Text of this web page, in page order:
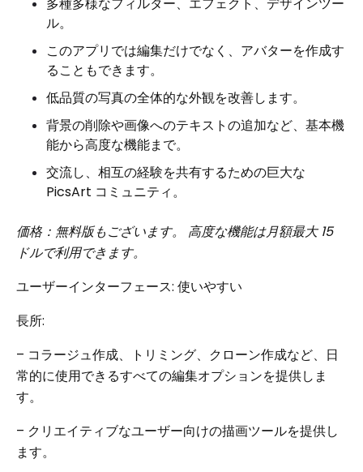
ル。
このアプリでは編集だけでなく、アバターを作成す
ることもできます。
低品質の写真の全体的な外観を改善します。
背景の削除や画像へのテキストの追加など、基本機
能から高度な機能まで。
交流し、相互の経験を共有するための巨大な
PicsArt コミュニティ。
価格：無料版もございます。 高度な機能は月額最大 15
ドルで利用できます。
ユーザーインターフェース: 使いやすい
長所:
– コラージュ作成、トリミング、クローン作成など、日
常的に使用できるすべての編集オプションを提供しま
す。
– クリエイティブなユーザー向けの描画ツールを提供し
ます。